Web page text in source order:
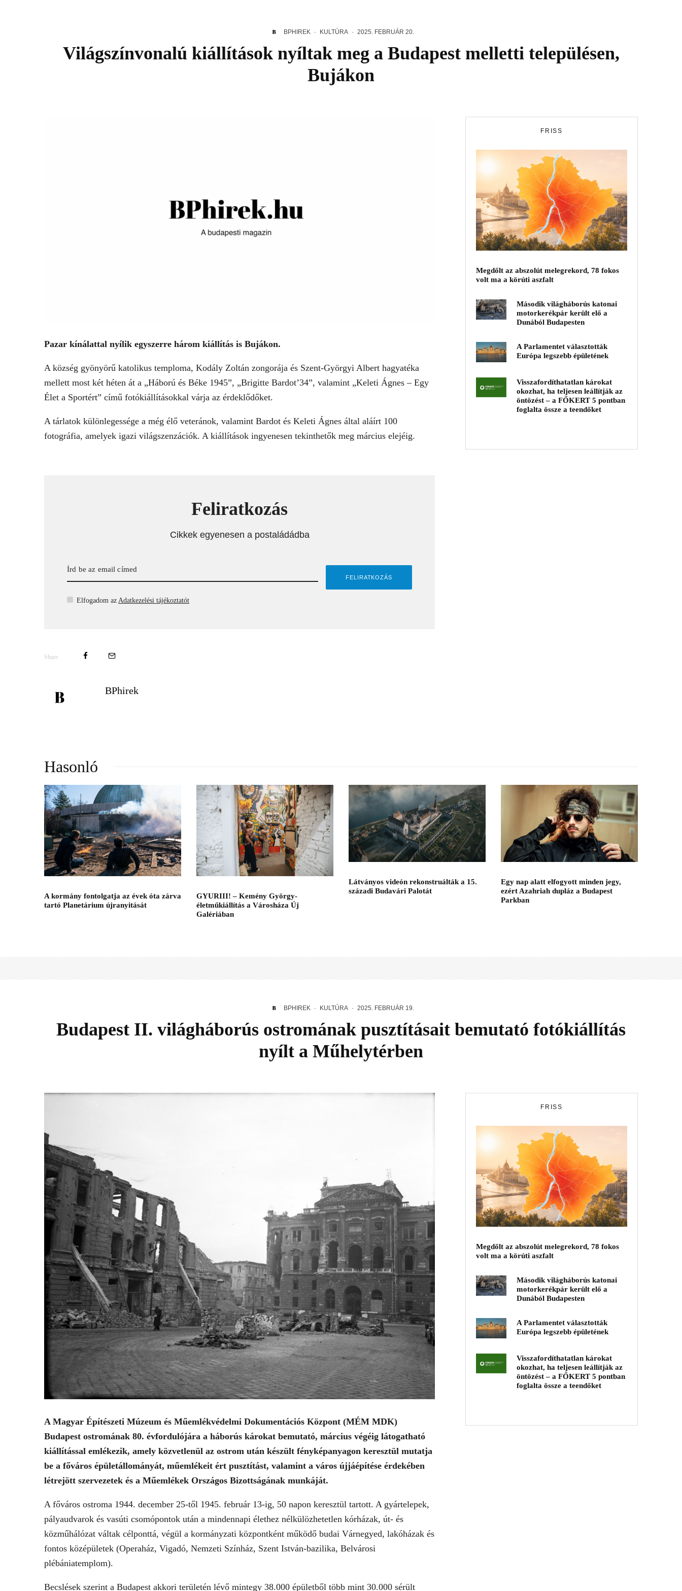
BPHIREK · KULTÚRA · 2025. FEBRUÁR 20.
Világszínvonalú kiállítások nyíltak meg a Budapest melletti településen,
Bujákon
Pazar kínálattal nyílik egyszerre három kiállítás is Bujákon.
A község gyönyörű katolikus temploma, Kodály Zoltán zongorája és Szent-Györgyi Albert hagyatéka
mellett most két héten át a „Háború és Béke 1945”, „Brigitte Bardot’34”, valamint „Keleti Ágnes – Egy
Élet a Sportért” című fotókiállításokkal várja az érdeklődőket.
A tárlatok különlegessége a még élő veteránok, valamint Bardot és Keleti Ágnes által aláírt 100
fotográfia, amelyek igazi világszenzációk. A kiállítások ingyenesen tekinthetők meg március elejéig.
Feliratkozás
Cikkek egyenesen a postaládádba
Elfogadom az Adatkezelési tájékoztatót
Share
BPhirek
FRISS
Megdőlt az abszolút melegrekord, 78 fokos
volt ma a körúti aszfalt
Második világháborús katonai
motorkerékpár került elő a
Dunából Budapesten
A Parlamentet választották
Európa legszebb épületének
Visszafordíthatatlan károkat
okozhat, ha teljesen leállítják az
öntözést – a FŐKERT 5 pontban
foglalta össze a teendőket
Hasonló
A kormány fontolgatja az évek óta zárva
tartó Planetárium újranyitását
GYURIII! – Kemény György-
életműkiállítás a Városháza Új
Galériában
Látványos videón rekonstruálták a 15.
századi Budavári Palotát
Egy nap alatt elfogyott minden jegy,
ezért Azahriah dupláz a Budapest
Parkban
BPHIREK · KULTÚRA · 2025. FEBRUÁR 19.
Budapest II. világháborús ostromának pusztításait bemutató fotókiállítás
nyílt a Műhelytérben
A Magyar Építészeti Múzeum és Műemlékvédelmi Dokumentációs Központ (MÉM MDK)
Budapest ostromának 80. évfordulójára a háborús károkat bemutató, március végéig látogatható
kiállítással emlékezik, amely közvetlenül az ostrom után készült fényképanyagon keresztül mutatja
be a főváros épületállományát, műemlékeit ért pusztítást, valamint a város újjáépítése érdekében
létrejött szervezetek és a Műemlékek Országos Bizottságának munkáját.
A főváros ostroma 1944. december 25-től 1945. február 13-ig, 50 napon keresztül tartott. A gyártelepek,
pályaudvarok és vasúti csomópontok után a mindennapi élethez nélkülözhetetlen kórházak, út- és
közműhálózat váltak célponttá, végül a kormányzati központként működő budai Várnegyed, lakóházak és
fontos középületek (Operaház, Vigadó, Nemzeti Színház, Szent István-bazilika, Belvárosi
plébániatemplom).
Becslések szerint a Budapest akkori területén lévő mintegy 38.000 épületből több mint 30.000 sérült
FRISS
Megdőlt az abszolút melegrekord, 78 fokos
volt ma a körúti aszfalt
Második világháborús katonai
motorkerékpár került elő a
Dunából Budapesten
A Parlamentet választották
Európa legszebb épületének
Visszafordíthatatlan károkat
okozhat, ha teljesen leállítják az
öntözést – a FŐKERT 5 pontban
foglalta össze a teendőket